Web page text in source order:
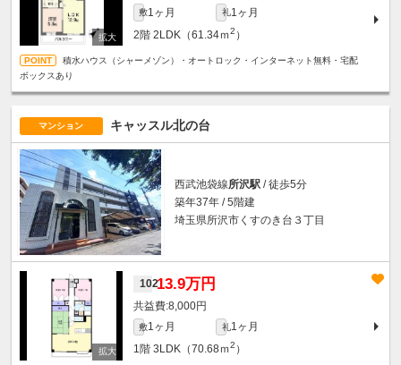
敷1ヶ月 礼1ヶ月
2階 2LDK（61.34ｍ2 ）
積水ハウス（シャーメゾン）・オートロック・インターネット無料・宅配
ボックスあり
マンション キャッスル北の台
西武池袋線所沢駅 / 徒歩5分
築年37年 / 5階建
埼玉県所沢市くすのき台３丁目
10213.9万円
8,000円
敷1ヶ月 礼1ヶ月
1階 3LDK（70.68ｍ2 ）